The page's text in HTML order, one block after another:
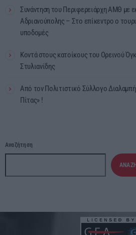
Συνάντηση του Περιφερειάρχη ΑΜΘ με
Αδριανούπολης – Στο επίκεντρο ο
υποδομές
Κοντά στους κατοίκους του Ορεινού
Στυλιανίδης
Από τον Πολιτιστικό Σύλλογο
Πίτας» !
Αναζήτηση